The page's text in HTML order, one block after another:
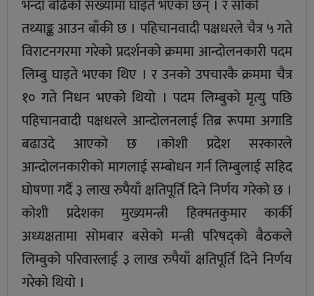
भन्दा बढिको संख्यामा घाइते भएका छन् । र साेकाे
तथ्याङ्क आउन बाँकी छ । पहिचानवादी पक्षधरले चैत्र ५ गते
विराटनगरमा गरेको प्रदर्शनको क्रममा आन्दोलनकारी पदम
लिम्बु घाइते भएका थिए । र उनको उपचारकै क्रममा चैत्र
१० गते निधन भएको थियो । पदम लिम्बुको मृत्यु पछि
पहिचानवादी पक्षधरले आन्दोलनलाई तिब्र रूपमा अगाडि
बढाउदे आएकाे छ ।कोशी प्रदेश सरकारले
आन्दोलनकारीको मागलाई सम्बोधन गर्न लिम्बुलाई सहिद
घोषणा गर्दै ३ लाख रुपैयाँ क्षतिपूर्ति दिने निर्णय गरेको छ ।
कोशी प्रदेशका मुख्यमन्त्री हिक्मतकुमार कार्की
अध्यक्षतामा सोमबार बसेको मन्त्री परिषद्को बैठकले
लिम्बुको परिवारलाई ३ लाख रुपैयाँ क्षतिपूर्ति दिने निर्णय
गरेको थियो ।